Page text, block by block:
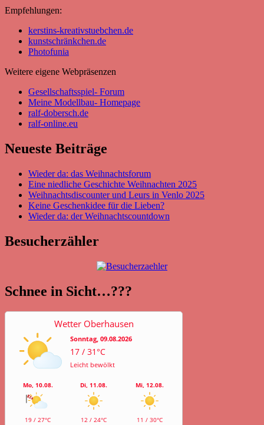
Empfehlungen:
kerstins-kreativstuebchen.de
kunstschränkchen.de
Photofunia
Weitere eigene Webpräsenzen
Gesellschaftsspiel- Forum
Meine Modellbau- Homepage
ralf-dobersch.de
ralf-online.eu
Neueste Beiträge
Wieder da: das Weihnachtsforum
Eine niedliche Geschichte Weihnachten 2025
Weihnachtsdiscounter und Leurs in Venlo 2025
Keine Geschenkidee für die Lieben?
Wieder da: der Weihnachtscountdown
Besucherzähler
Schnee in Sicht…???
Wetter Oberhausen
Sonntag, 09.08.2026
17 / 31°C
Leicht bewölkt
Mo, 10.08.
19 / 27°C
Di, 11.08.
12 / 24°C
Mi, 12.08.
11 / 30°C